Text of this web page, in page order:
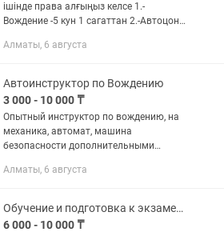
ішінде права алғыңыз келсе 1.-
Вождение -5 кун 1 сагаттан 2.-Автоцон
қағаз (Сертификат) барлыгы
Алматы, 6 августа
Автоинструктор по Вождению
3 000 - 10 000 ₸
Опытный инструктор по вождению, на
механика, автомат, машина
безопасности дополнительными
научит вас всем необходимым
ПРАКТИЧЕСКИМ...
Алматы, 6 августа
Обучение и подготовка к экзаменам. Инструктор по вождению. Автоинструктор
6 000 - 10 000 ₸